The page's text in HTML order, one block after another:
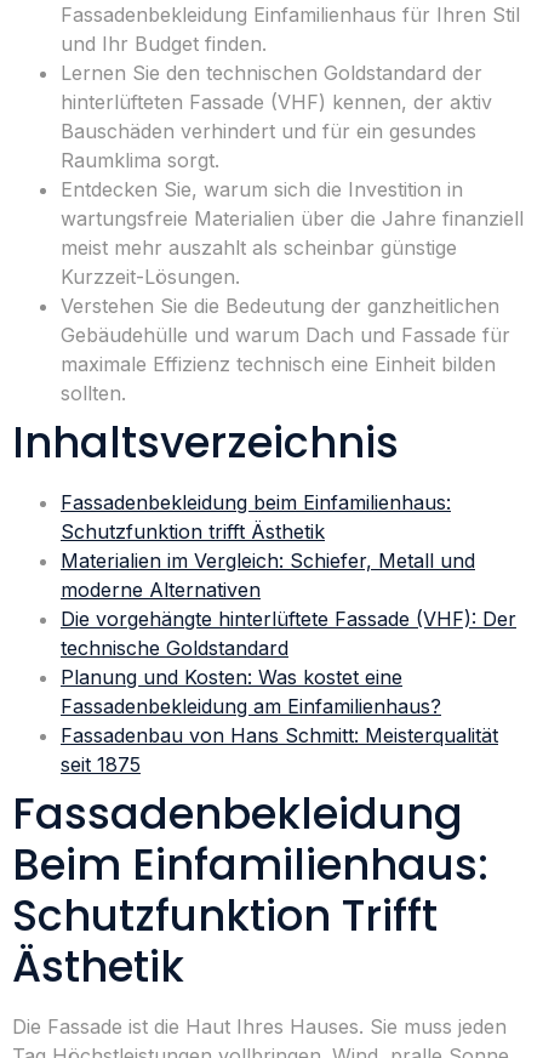
Fassadenbekleidung Einfamilienhaus für Ihren Stil
und Ihr Budget finden.
Lernen Sie den technischen Goldstandard der
hinterlüfteten Fassade (VHF) kennen, der aktiv
Bauschäden verhindert und für ein gesundes
Raumklima sorgt.
Entdecken Sie, warum sich die Investition in
wartungsfreie Materialien über die Jahre finanziell
meist mehr auszahlt als scheinbar günstige
Kurzzeit-Lösungen.
Verstehen Sie die Bedeutung der ganzheitlichen
Gebäudehülle und warum Dach und Fassade für
maximale Effizienz technisch eine Einheit bilden
sollten.
Inhaltsverzeichnis
Fassadenbekleidung beim Einfamilienhaus:
Schutzfunktion trifft Ästhetik
Materialien im Vergleich: Schiefer, Metall und
moderne Alternativen
Die vorgehängte hinterlüftete Fassade (VHF): Der
technische Goldstandard
Planung und Kosten: Was kostet eine
Fassadenbekleidung am Einfamilienhaus?
Fassadenbau von Hans Schmitt: Meisterqualität
seit 1875
Fassadenbekleidung
Beim Einfamilienhaus:
Schutzfunktion Trifft
Ästhetik
Die Fassade ist die Haut Ihres Hauses. Sie muss jeden